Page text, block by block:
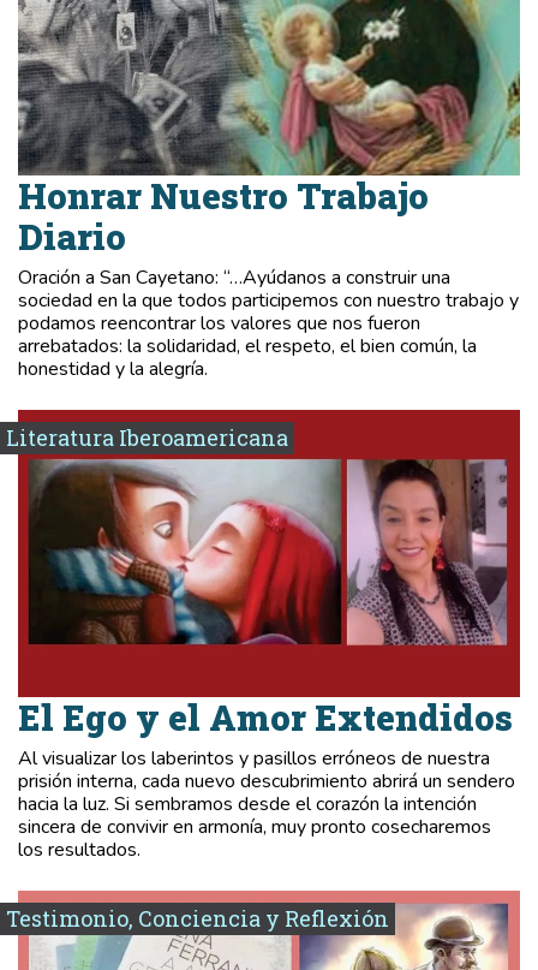
Honrar Nuestro Trabajo
Diario
Oración a San Cayetano: “…Ayúdanos a construir una
sociedad en la que todos participemos con nuestro trabajo y
podamos reencontrar los valores que nos fueron
arrebatados: la solidaridad, el respeto, el bien común, la
honestidad y la alegría.
Literatura Iberoamericana
El Ego y el Amor Extendidos
Al visualizar los laberintos y pasillos erróneos de nuestra
prisión interna, cada nuevo descubrimiento abrirá un sendero
hacia la luz. Si sembramos desde el corazón la intención
sincera de convivir en armonía, muy pronto cosecharemos
los resultados.
Testimonio, Conciencia y Reflexión